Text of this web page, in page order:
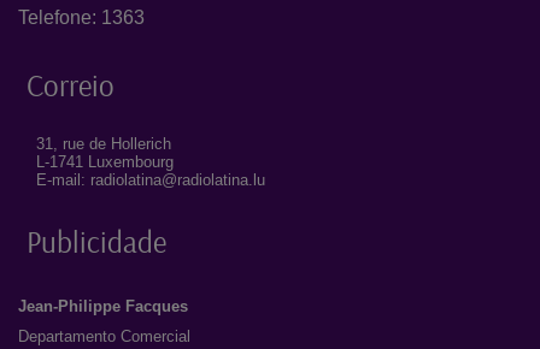
Telefone: 1363
Correio
31, rue de Hollerich
L-1741 Luxembourg
E-mail: radiolatina@radiolatina.lu
Publicidade
Jean-Philippe Facques
Departamento Comercial